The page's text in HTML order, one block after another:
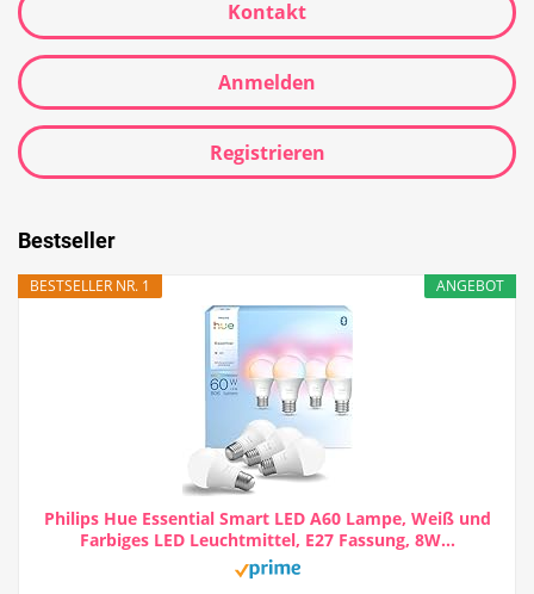
Kontakt
Anmelden
Registrieren
Bestseller
ANGEBOT
BESTSELLER NR. 1
Philips Hue Essential Smart LED A60 Lampe, Weiß und
Farbiges LED Leuchtmittel, E27 Fassung, 8W...